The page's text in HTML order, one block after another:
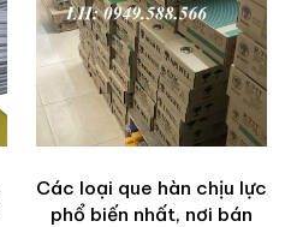
Các loại que hàn chịu lực
phổ biến nhất, nơi bán